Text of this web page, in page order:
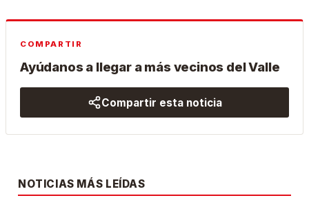
COMPARTIR
Ayúdanos a llegar a más vecinos del Valle
Compartir esta noticia
NOTICIAS MÁS LEÍDAS